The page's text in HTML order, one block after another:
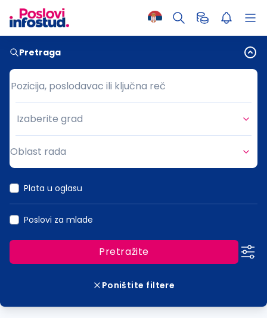
Pretraga
Pozicija, poslodavac ili ključna reč
Pozicija, poslodavac ili ključna reč
Grad
Izaberite grad
Oblast rada
Plata u oglasu
Poslovi za mlade
Pretražite
Poništite filtere